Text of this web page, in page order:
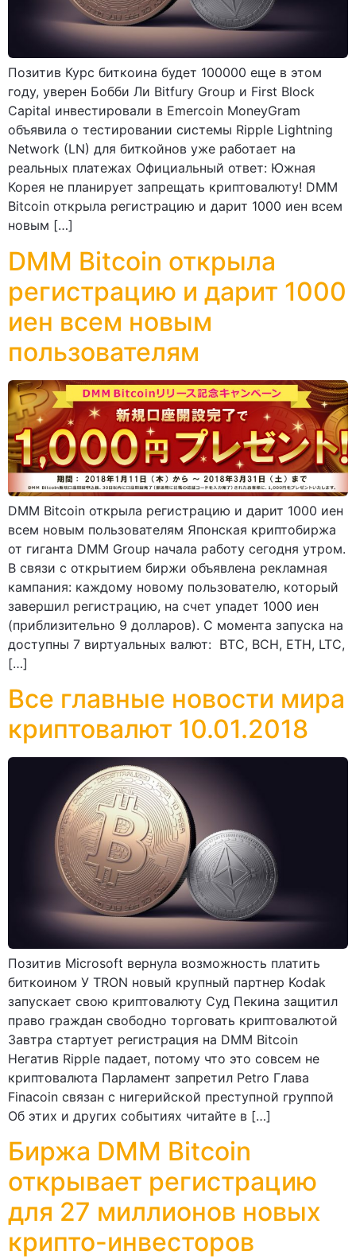
Позитив Курс биткоина будет 100000 еще в этом
году, уверен Бобби Ли Bitfury Group и First Block
Capital инвестировали в Emercoin MoneyGram
объявила о тестировании системы Ripple Lightning
Network (LN) для биткойнов уже работает на
реальных платежах Официальный ответ: Южная
Корея не планирует запрещать криптовалюту! DMM
Bitcoin открыла регистрацию и дарит 1000 иен всем
новым […]
DMM Bitcoin открыла
регистрацию и дарит 1000
иен всем новым
пользователям
DMM Bitcoin открыла регистрацию и дарит 1000 иен
всем новым пользователям Японская криптобиржа
от гиганта DMM Group начала работу сегодня утром.
В связи с открытием биржи объявлена рекламная
кампания: каждому новому пользователю, который
завершил регистрацию, на счет упадет 1000 иен
(приблизительно 9 долларов). С момента запуска на
доступны 7 виртуальных валют: BTC, BCH, ETH, LTC,
[…]
Все главные новости мира
криптовалют 10.01.2018
Позитив Microsoft вернула возможность платить
биткоином У TRON новый крупный партнер Kodak
запускает свою криптовалюту Суд Пекина защитил
право граждан свободно торговать криптовалютой
Завтра стартует регистрация на DMM Bitcoin
Негатив Ripple падает, потому что это совсем не
криптовалюта Парламент запретил Petro Глава
Finacoin связан с нигерийской преступной группой
Об этих и других событиях читайте в […]
Биржа DMM Bitcoin
открывает регистрацию
для 27 миллионов новых
крипто-инвесторов